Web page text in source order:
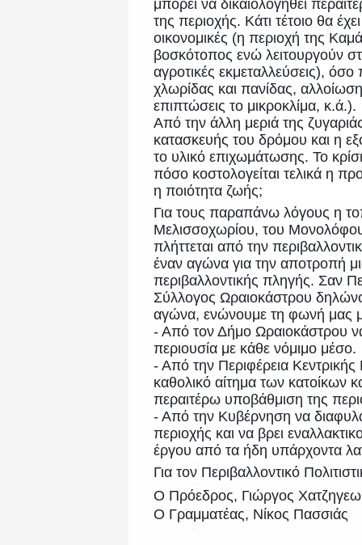
μπορεί να δικαιολογηθεί
της περιοχής. Κάτι τέτοιο θα
οικονομικές (η περιοχή της
βοσκότοπος ενώ λειτουργούν
αγροτικές εκμεταλλεύσεις),
χλωρίδας και πανίδας,
επιπτώσεις το μικροκλίμα, κ.ά.).
Από την άλλη μεριά της
κατασκευής του δρόμου και η
το υλικό επιχωμάτωσης. Το
πόσο κοστολογείται τελικά η
η ποιότητα ζωής;
Για τους παραπάνω λόγους η
Μελισσοχωρίου, του
πλήττεται από την
έναν αγώνα για την αποτροπή
περιβαλλοντικής πληγής. Σαν
Σύλλογος Ωραιοκάστρου
αγώνα, ενώνουμε τη φωνή μας
- Από τον Δήμο Ωραιοκάστρου
περιουσία με κάθε νόμιμο μέσο.
- Από την Περιφέρεια
καθολικό αίτημα των κατοίκων
περαιτέρω υποβάθμιση της
- Από την Κυβέρνηση να
περιοχής και να βρει
έργου από τα ήδη υπάρχοντα
Για τον Περιβαλλοντικό
Ο Πρόεδρος, Γιώργος
Ο Γραμματέας, Νίκος Πασσιάς